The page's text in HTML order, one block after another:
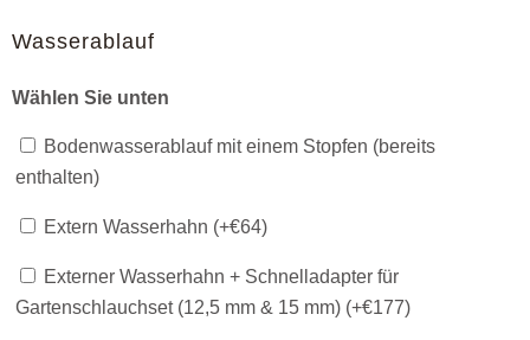
Wasserablauf
Wählen Sie unten
Bodenwasserablauf mit einem Stopfen (bereits
enthalten)
Extern Wasserhahn (+€64)
Externer Wasserhahn + Schnelladapter für
Gartenschlauchset (12,5 mm & 15 mm) (+€177)